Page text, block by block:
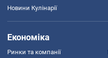
Новини Кулінарії
Економіка
Ринки та компанії